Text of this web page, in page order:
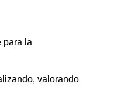
para la
valorando